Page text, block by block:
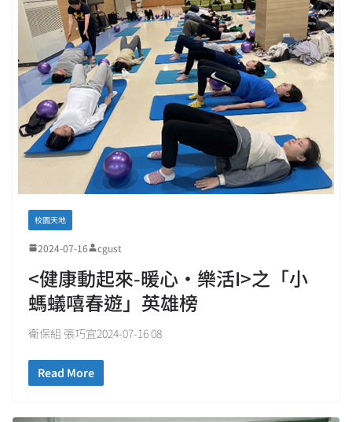
校園天地
2024-07-16 cgust
<健康動起來-暖心‧樂活I>之「小
螞蟻嘻春遊」英雄榜
衛保組 張巧宜2024-07-16 08
Read More